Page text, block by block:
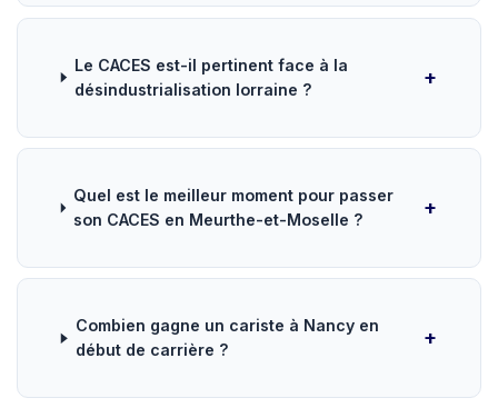
Le CACES est-il pertinent face à la
désindustrialisation lorraine ?
Quel est le meilleur moment pour passer
son CACES en Meurthe-et-Moselle ?
Combien gagne un cariste à Nancy en
début de carrière ?